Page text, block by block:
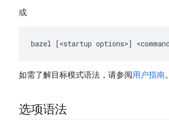
或
如需了解目标模式语法，请参阅用户指南。
选项语法